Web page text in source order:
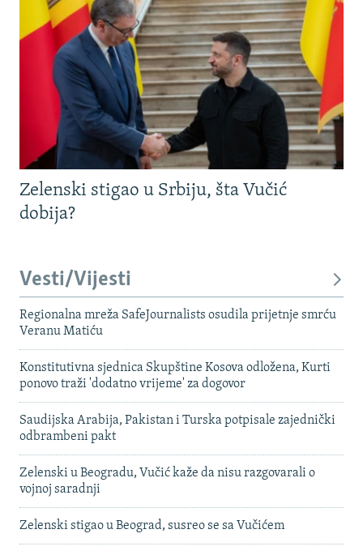
Zelenski stigao u Srbiju, šta Vučić
dobija?
Vesti/Vijesti
Regionalna mreža SafeJournalists osudila prijetnje smrću
Veranu Matiću
Konstitutivna sjednica Skupštine Kosova odložena, Kurti
ponovo traži 'dodatno vrijeme' za dogovor
Saudijska Arabija, Pakistan i Turska potpisale zajednički
odbrambeni pakt
Zelenski u Beogradu, Vučić kaže da nisu razgovarali o
vojnoj saradnji
Zelenski stigao u Beograd, susreo se sa Vučićem